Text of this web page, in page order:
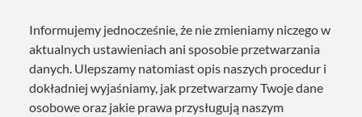
Informujemy jednocześnie, że nie zmieniamy niczego w
aktualnych ustawieniach ani sposobie przetwarzania
danych. Ulepszamy natomiast opis naszych procedur i
dokładniej wyjaśniamy, jak przetwarzamy Twoje dane
osobowe oraz jakie prawa przysługują naszym